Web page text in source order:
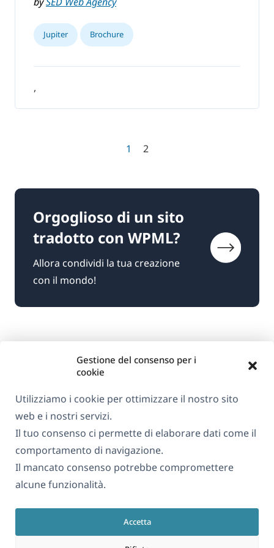
Gestione del consenso per i
cookie
Utilizziamo i cookie per ottimizzare il nostro sito
web e i nostri servizi.
Il tuo consenso ci permette di elaborare dati come il
comportamento di navigazione.
Il mancato consenso potrebbe compromettere
alcune funzionalità.
Accetta
Jupiter Brochure
,
1 2
Orgoglioso di un sito
tradotto con WPML?
Allora condividi la tua creazione
con il mondo!
Italiano
Informazioni su WPML
GDPR e Informativa sulla Privacy
Unisciti al nostro team(si
nuova
apre
in
una
apre
in
una
apre
una